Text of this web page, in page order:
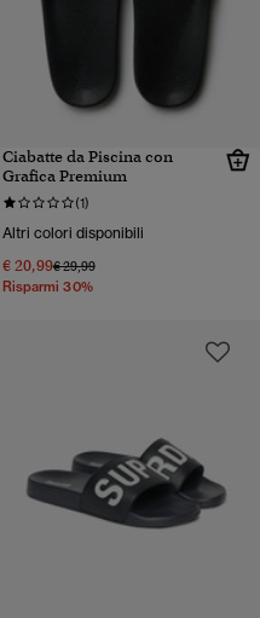
Ciabatte da Piscina con
Grafica Premium
(1)
Altri colori disponibili
€ 20,99Prezzo ridotto da
€ 29,99a
Risparmi 30%